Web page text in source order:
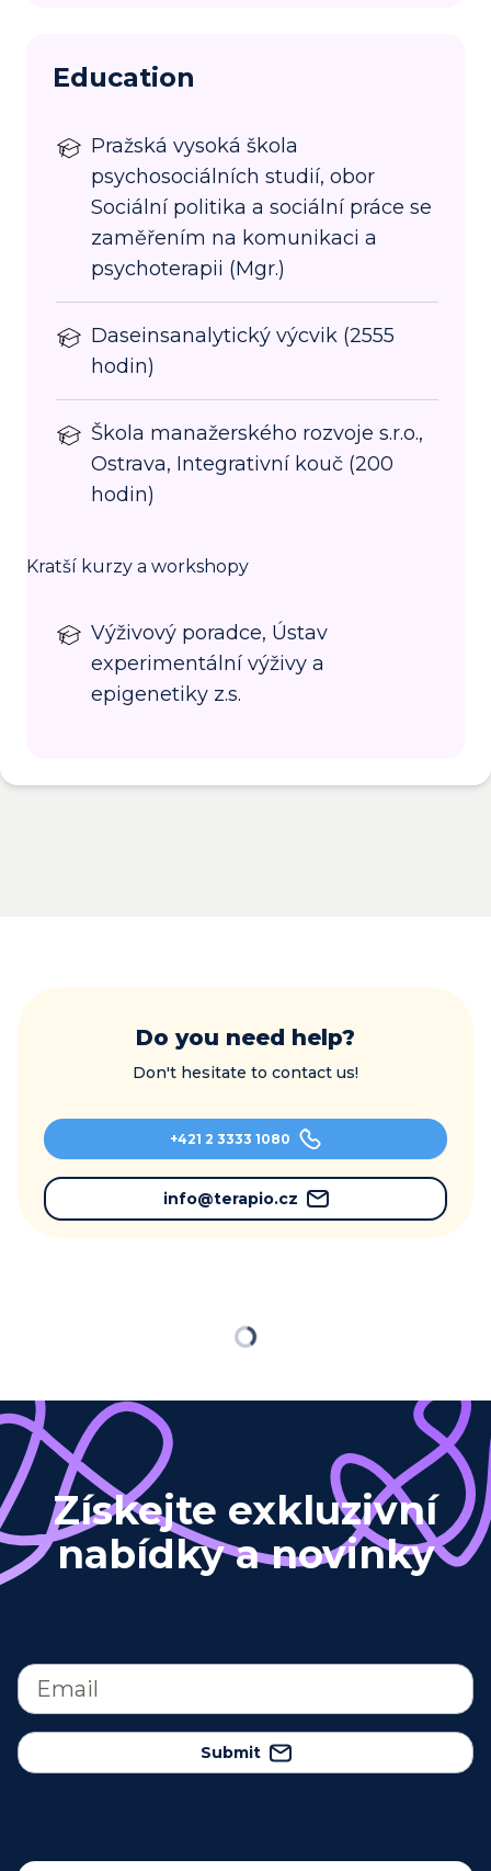
Education
Pražská vysoká škola
psychosociálních studií, obor
Sociální politika a sociální práce se
zaměřením na komunikaci a
psychoterapii (Mgr.)
Daseinsanalytický výcvik (2555
hodin)
Škola manažerského rozvoje s.r.o.,
Ostrava, Integrativní kouč (200
hodin)
Kratší kurzy a workshopy
Výživový poradce, Ústav
experimentální výživy a
epigenetiky z.s.
Do you need help?
Don't hesitate to contact us!
+421 2 3333 1080
info@terapio.cz
Loading
Získejte exkluzivní
nabídky a novinky
Submit